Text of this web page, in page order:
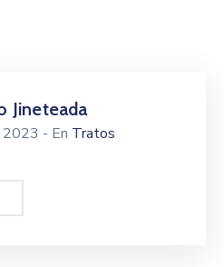
Jineteada
2023 - En Tratos